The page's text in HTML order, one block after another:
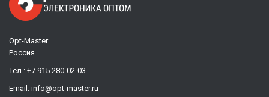
Opt-Master
Россия
Тел.: +7 915 280-02-03
Email: info@opt-master.ru